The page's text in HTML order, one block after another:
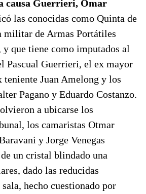
causa Guerrieri, Omar
las conocidas como Quinta de
militar de Armas Portátiles
que tiene como imputados al
Pascual Guerrieri, el ex mayor
teniente Juan Amelong y los
Pagano y Eduardo Costanzo.
a ubicarse los
los camaristas Otmar
y Jorge Venegas
un cristal blindado una
dado las reducidas
hecho cuestionado por